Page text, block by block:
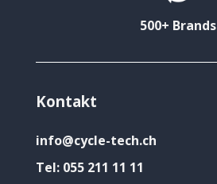
500+ Brands
Kontakt
info@cycle-tech.ch
Tel: 055 211 11 11